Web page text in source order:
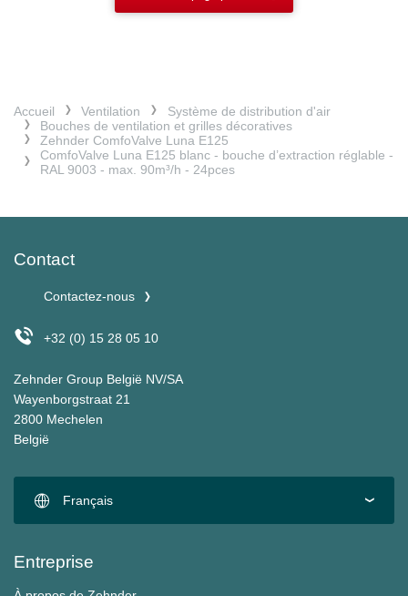
Accueil Ventilation
Système de distribution d'air
Bouches de ventilation et grilles décoratives
Zehnder ComfoValve Luna E125
ComfoValve Luna E125 blanc - bouche d’extraction réglable -
RAL 9003 - max. 90m³/h - 24pces
Contact
Contactez-nous
+32 (0) 15 28 05 10
Zehnder Group België NV/SA
Wayenborgstraat 21
2800 Mechelen
België
Français
Entreprise